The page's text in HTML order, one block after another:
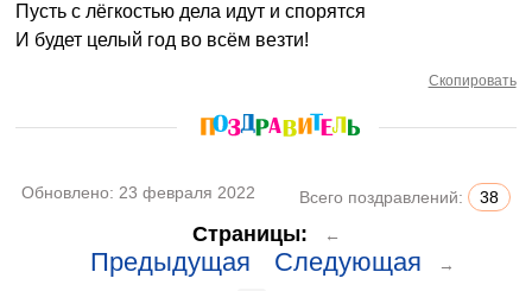
Пусть с лёгкостью дела идут и спорятся
И будет целый год во всём везти!
Скопировать
Обновлено: 23 февраля 2022 Всего поздравлений: 38
Страницы: ←
Предыдущая Следующая →